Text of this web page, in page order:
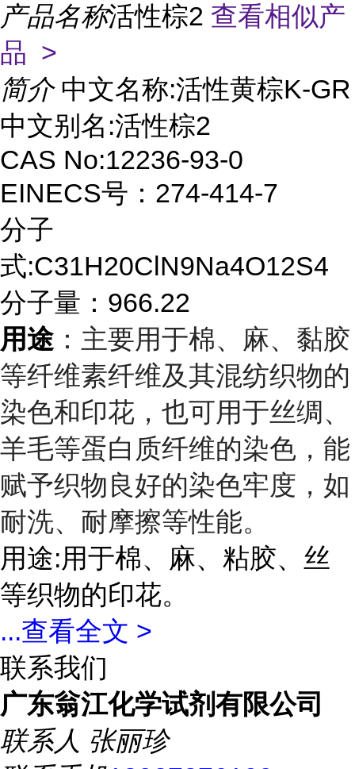
产品名称活性棕2 查看相似产
品 >
简介 中文名称:活性黄棕K-GR
中文别名:活性棕2
CAS No:12236-93-0
EINECS号：274-414-7
分子
式:C31H20ClN9Na4O12S4
分子量：966.22
用途 ：主要用于棉、麻、黏胶
等纤维素纤维及其混纺织物的
染色和印花，也可用于丝绸、
羊毛等蛋白质纤维的染色，能
赋予织物良好的染色牢度，如
耐洗、耐摩擦等性能。
用途:用于棉、麻、粘胶、丝
等织物的印花。
...查看全文 >
联系我们
广东翁江化学试剂有限公司
联系人 张丽珍